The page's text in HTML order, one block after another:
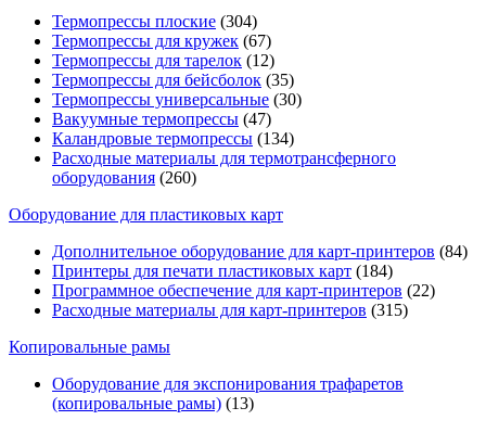
Термопрессы плоские (304)
Термопрессы для кружек (67)
Термопрессы для тарелок (12)
Термопрессы для бейсболок (35)
Термопрессы универсальные (30)
Вакуумные термопрессы (47)
Каландровые термопрессы (134)
Расходные материалы для термотрансферного
оборудования (260)
Оборудование для пластиковых карт
Дополнительное оборудование для карт-принтеров (84)
Принтеры для печати пластиковых карт (184)
Программное обеспечение для карт-принтеров (22)
Расходные материалы для карт-принтеров (315)
Копировальные рамы
Оборудование для экспонирования трафаретов
(копировальные рамы) (13)